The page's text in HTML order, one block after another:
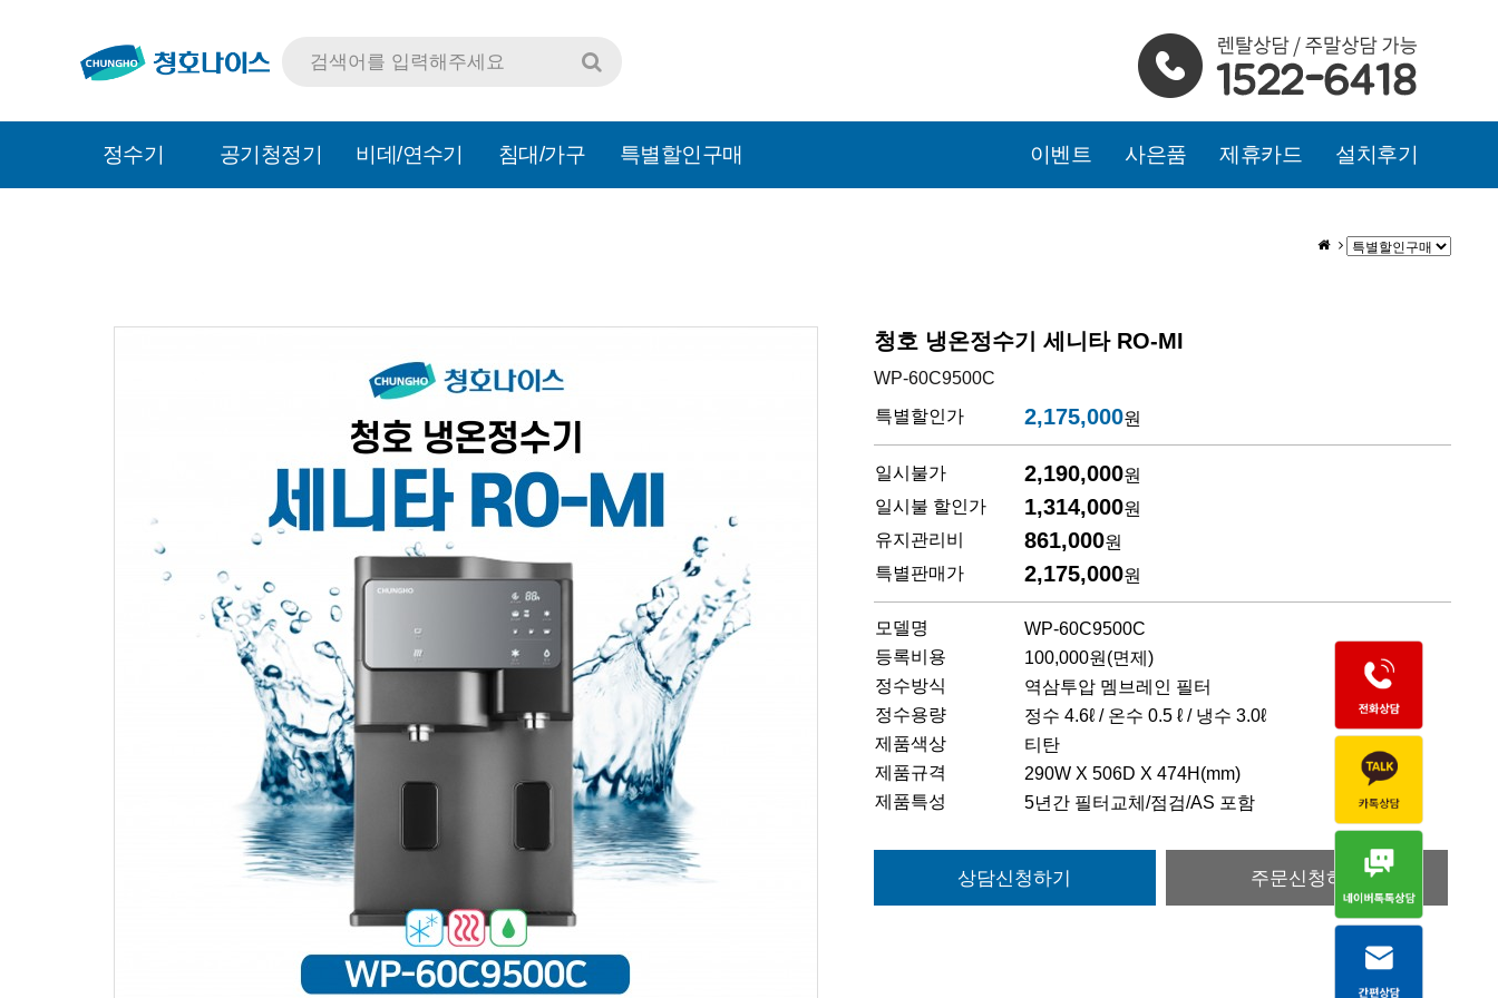
정수기 공기청정기 비데/연수기 침대/가구 특별할인구매 이벤트 사은품 제휴카드 설치후기
청호 냉온정수기 세니타 RO-MI
WP-60C9500C
특별할인가
2,175,000원
일시불가 2,190,000원
일시불 할인가
1,314,000원
유지관리비
861,000원
특별판매가
2,175,000원
모델명
WP-60C9500C
등록비용
100,000원(면제)
정수방식
역삼투압 멤브레인 필터
정수용량
정수 4.6ℓ / 온수 0.5 ℓ / 냉수 3.0ℓ
제품색상
티탄
제품규격
290W X 506D X 474H(mm)
제품특성
5년간 필터교체/점검/AS 포함